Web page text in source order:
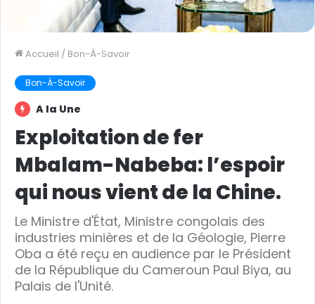
Accueil / Bon-À-Savoir
Bon-À-Savoir
A la Une
Exploitation de fer
Mbalam-Nabeba: l’espoir
qui nous vient de la Chine.
Le Ministre d'État, Ministre congolais des
industries minières et de la Géologie, Pierre
Oba a été reçu en audience par le Président
de la République du Cameroun Paul Biya, au
Palais de l'Unité.